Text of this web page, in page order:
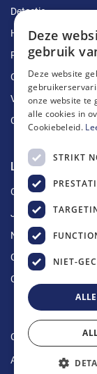
Detectie
Herstellingen
Ruimingen
Ontstoppingen
Vetputten
Ontkalking
Longin Service
Over ons
Jobs
Nieuws
Contact
Offerte aanvragen
Copyright © 2024
Algemene
Deze
gebruik
Deze website
onze website te
alle cookies in
Cookiebeleid.
STRIKT
NIET-